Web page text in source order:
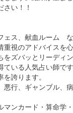
、復縁、結婚など
験を持っていて、
中国語の３ヶ国語
ん、四柱推命、断
。鑑定内容は辛口だ
します。結果が望ま
い！！